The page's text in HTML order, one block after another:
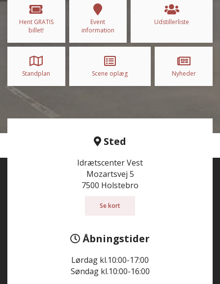
Hent GRATIS
billet!
Event
information
Udstillerliste
Standplan Scene oplæg Nyheder
Sted
Idrætscenter Vest
Mozartsvej 5
7500 Holstebro
Se kort
Åbningstider
Lørdag kl.10:00-17:00
Søndag kl.10:00-16:00